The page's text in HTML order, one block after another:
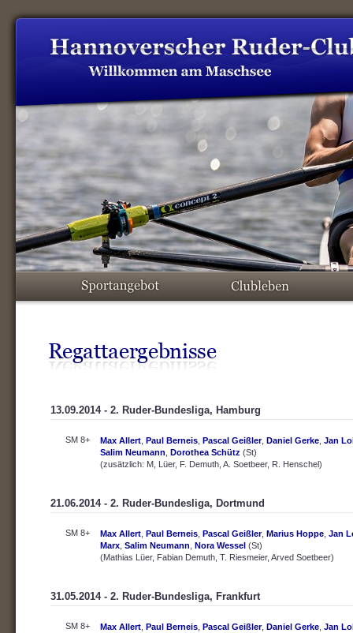
13.09.2014 - 2. Ruder-Bundesliga, Hamburg
SM 8+ Max Allert Paul Berneis Pascal Geißler, Daniel Gerke Jan
Salim Neumann Dorothea Schütz (St)
(zusätzlich: M, Lüer, F. Demuth, A. Soetbeer, R. Henschel)
21.06.2014 - 2. Ruder-Bundesliga, Dortmund
SM 8+ Max Allert Paul Berneis Pascal Geißler, Marius Hoppe Jan
Marx Salim Neumann Nora Wessel (St)
(Mathias Lüer, Fabian Demuth, T. Riesmeier, Arved Soetbeer)
31.05.2014 - 2. Ruder-Bundesliga, Frankfurt
SM 8+ Max Allert Paul Berneis Pascal Geißler, Daniel Gerke Jan